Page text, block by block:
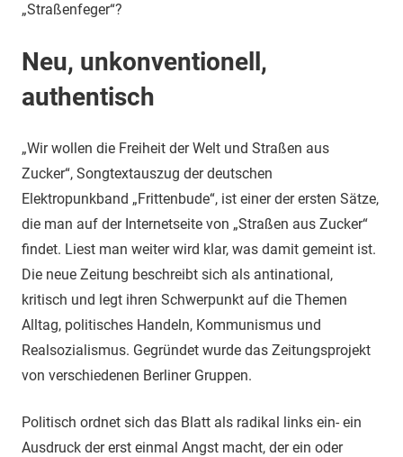
„Straßenfeger“?
Neu, unkonventionell,
authentisch
„Wir wollen die Freiheit der Welt und Straßen aus
Zucker“, Songtextauszug der deutschen
Elektropunkband „Frittenbude“, ist einer der ersten Sätze,
die man auf der Internetseite von „Straßen aus Zucker“
findet. Liest man weiter wird klar, was damit gemeint ist.
Die neue Zeitung beschreibt sich als antinational,
kritisch und legt ihren Schwerpunkt auf die Themen
Alltag, politisches Handeln, Kommunismus und
Realsozialismus. Gegründet wurde das Zeitungsprojekt
von verschiedenen Berliner Gruppen.
Politisch ordnet sich das Blatt als radikal links ein- ein
Ausdruck der erst einmal Angst macht, der ein oder